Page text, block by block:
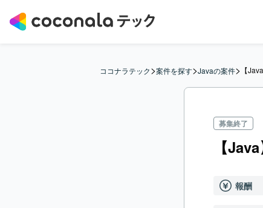
ココナラテック>案件を探す>Javaの案件> 【
募集終了
【
報酬